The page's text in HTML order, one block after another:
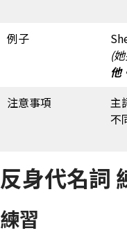
例子
(
他
注意事項
主
不
反身代名詞
練習